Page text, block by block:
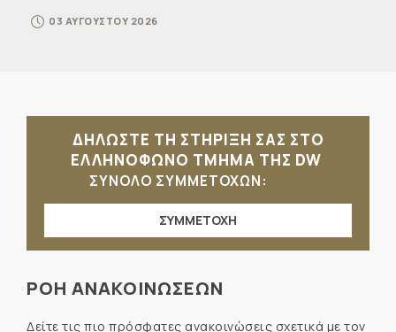
03 ΑΥΓΟΥΣΤΟΥ 2026
ΔΗΛΩΣΤΕ ΤΗ ΣΤΗΡΙΞΗ ΣΑΣ ΣΤΟ
ΕΛΛΗΝΟΦΩΝΟ ΤΜΗΜΑ ΤΗΣ DW
ΣΥΝΟΛΟ ΣΥΜΜΕΤΟΧΩΝ:
ΣΥΜΜΕΤΟΧΗ
ΡΟΗ ΑΝΑΚΟΙΝΩΣΕΩΝ
Δείτε τις πιο πρόσφατες ανακοινώσεις σχετικά με τον